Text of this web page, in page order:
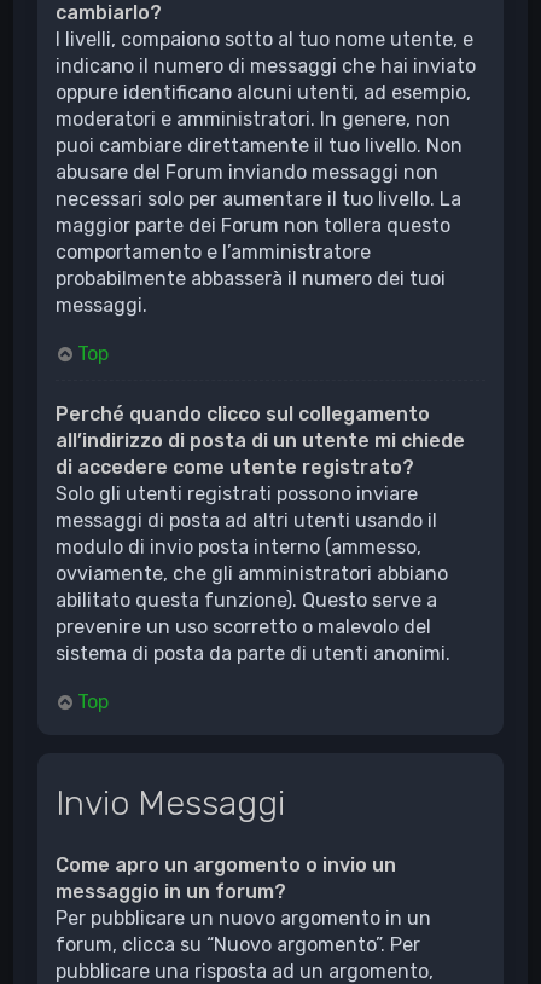
cambiarlo?
I livelli, compaiono sotto al tuo nome utente, e
indicano il numero di messaggi che hai inviato
oppure identificano alcuni utenti, ad esempio,
moderatori e amministratori. In genere, non
puoi cambiare direttamente il tuo livello. Non
abusare del Forum inviando messaggi non
necessari solo per aumentare il tuo livello. La
maggior parte dei Forum non tollera questo
comportamento e l’amministratore
probabilmente abbasserà il numero dei tuoi
messaggi.
Top
Perché quando clicco sul collegamento
all’indirizzo di posta di un utente mi chiede
di accedere come utente registrato?
Solo gli utenti registrati possono inviare
messaggi di posta ad altri utenti usando il
modulo di invio posta interno (ammesso,
ovviamente, che gli amministratori abbiano
abilitato questa funzione). Questo serve a
prevenire un uso scorretto o malevolo del
sistema di posta da parte di utenti anonimi.
Top
Invio Messaggi
Come apro un argomento o invio un
messaggio in un forum?
Per pubblicare un nuovo argomento in un
forum, clicca su “Nuovo argomento”. Per
pubblicare una risposta ad un argomento,